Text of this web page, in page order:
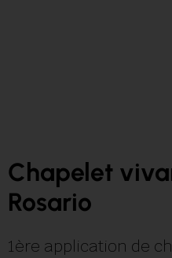
Chapelet
Rosario
1ère application de